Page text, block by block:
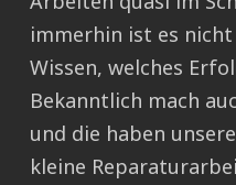
immerhin ist es
Wissen, welches
Bekanntlich mach
und die haben
kleine